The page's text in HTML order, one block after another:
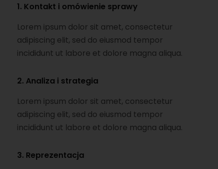
1. Kontakt i omówienie sprawy
Lorem ipsum dolor sit amet, consectetur
adipiscing elit, sed do eiusmod tempor
incididunt ut labore et dolore magna aliqua.
2. Analiza i strategia
Lorem ipsum dolor sit amet, consectetur
adipiscing elit, sed do eiusmod tempor
incididunt ut labore et dolore magna aliqua.
3. Reprezentacja